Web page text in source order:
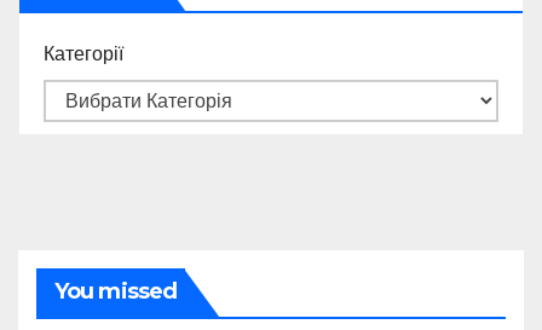
Категорії
You missed